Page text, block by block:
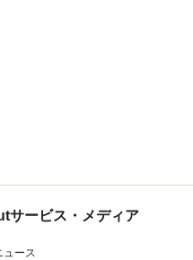
サービス・メディア
ュース